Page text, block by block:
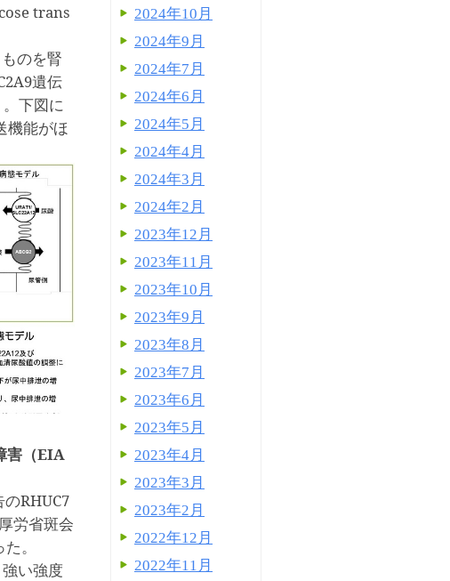
trans
のを腎
遺伝
下図に
機能がほ
害（EIA
のRHUC7
労省斑会
。
い強度
2024年10月
2024年9月
2024年7月
2024年6月
2024年5月
2024年4月
2024年3月
2024年2月
2023年12月
2023年11月
2023年10月
2023年9月
2023年8月
2023年7月
2023年6月
2023年5月
2023年4月
2023年3月
2023年2月
2022年12月
2022年11月